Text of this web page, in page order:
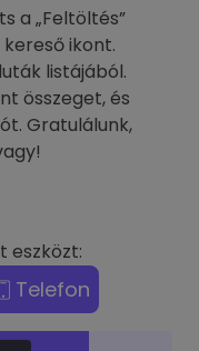
a „Feltöltés”
ikont.
listájából.
összeget, és
Gratulálunk,
eszközt:
Telefon